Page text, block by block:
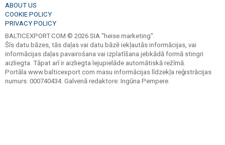
ABOUT US
COOKIE POLICY
PRIVACY POLICY
BALTICEXPORT.COM © 2026 SIA "heise marketing".
Šīs datu bāzes, tās daļas vai datu bāzē iekļautās informācijas, vai
informācijas daļas pavairošana vai izplatīšana jebkādā formā stingri
aizliegta. Tāpat arī ir aizliegta lejupielāde automātiskā režīmā.
Portāla www.balticexport.com masu informācijas līdzekļa reģistrācijas
numurs: 000740434. Galvenā redaktore: Ingūna Pempere.